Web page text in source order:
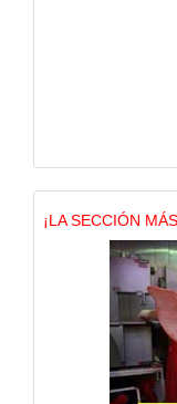
¡LA SECCIÓN